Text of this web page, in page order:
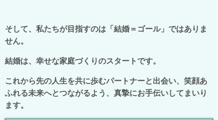
そして、私たちが目指すのは「結婚＝ゴール」ではありま
せん。
結婚は、幸せな家庭づくりのスタートです。
これから先の人生を共に歩むパートナーと出会い、笑顔あ
ふれる未来へとつながるよう、真摯にお手伝いしてまいり
ます。